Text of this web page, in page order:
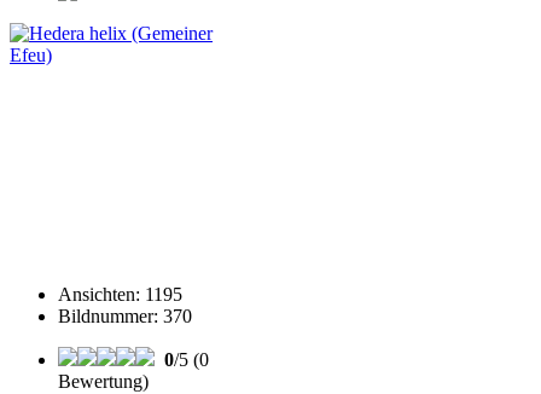
Ansichten: 1195
Bildnummer: 370
0/5 (0
Bewertung)